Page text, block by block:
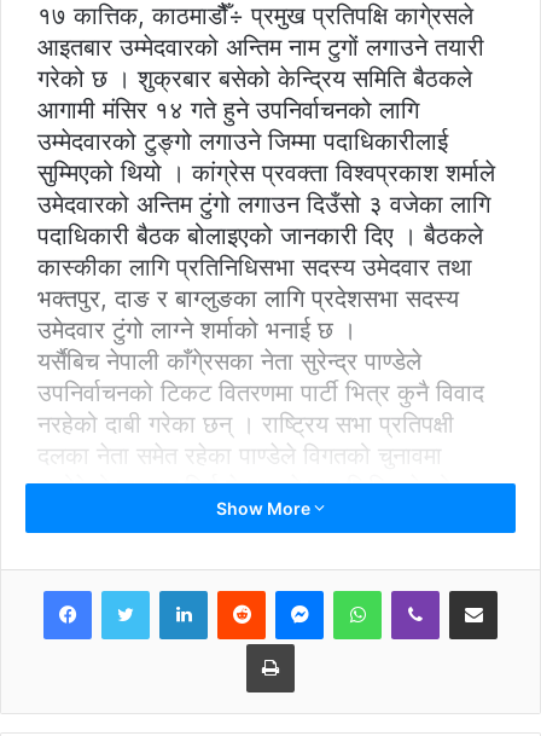
१७ कात्तिक, काठमाडौैँ÷ प्रमुख प्रतिपक्षि कागे्रसले
आइतबार उम्मेदवारको अन्तिम नाम टुगों लगाउने तयारी
गरेको छ । शुक्रबार बसेको केन्द्रिय समिति बैठकले
आगामी मंसिर १४ गते हुने उपनिर्वाचनको लागि
उम्मेदवारको टुङ्गो लगाउने जिम्मा पदाधिकारीलाई
सुम्मिएको थियो । कांग्रेस प्रवक्ता विश्वप्रकाश शर्माले
उमेदवारको अन्तिम टुंगो लगाउन दिउँसो ३ वजेका लागि
पदाधिकारी बैठक बोलाइएको जानकारी दिए । बैठकले
कास्कीका लागि प्रतिनिधिसभा सदस्य उमेदवार तथा
भक्तपुर, दाङ र बाग्लुङका लागि प्रदेशसभा सदस्य
उमेदवार टुंगो लाग्ने शर्माको भनाई छ ।
यर्सैबिच नेपाली काँगे्रसका नेता सुरेन्द्र पाण्डेले
उपनिर्वाचनको टिकट वितरणमा पार्टी भित्र कुनै विवाद
नरहेको दाबी गरेका छन् । राष्ट्रिय सभा प्रतिपक्षी
दलका नेता समेत रहेका पाण्डेले विगतको चुनावमा
ब्यहोरेको हारबाट शिर्ष नेताहरुले पाठ सिकिसकेको
जिकिर समेत गरे । रेडियो अन्नपूर्ण नेपालसँग कुराकानी
सोचे अनुसारको जनमत नरहेकोले परिणाम काँगे्रसको
पक्षमा आउने उनको भनाई छ । तर नेपाली काँगे्रसका
सबै संयन्त्र निस्कृय बन्दा पार्टीको प्रभाव खस्किएको
नेता पाण्डेको तर्क छ ।
Show More
LinkedInReddit MessengerWhatsAppViber Share via Email
Print